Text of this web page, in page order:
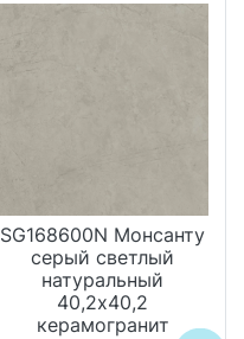
SG168600N Монсанту
серый светлый
натуральный
40,2х40,2
керамогранит